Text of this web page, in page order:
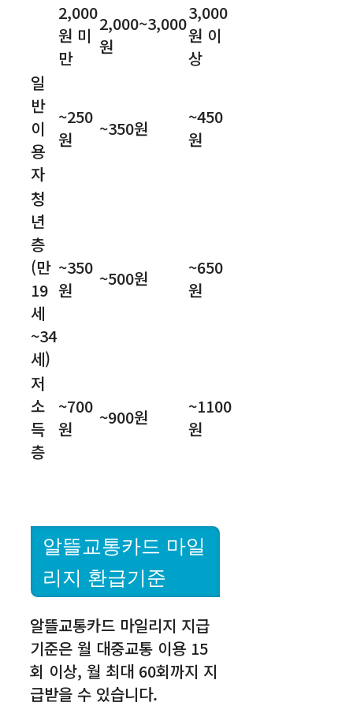
2,000
원 미
만
2,000~3,000
원
3,000
원 이
상
일
반
이
용
자
~250
원
~350원
~450
원
청
년
층
(만
19
세
~34
세)
~350
원
~500원
~650
원
저
소
득
층
~700
원
~900원
~1100
원
알뜰교통카드 마일
리지 환급기준
알뜰교통카드 마일리지 지급
기준은 월 대중교통 이용 15
회 이상, 월 최대 60회까지 지
급받을 수 있습니다.